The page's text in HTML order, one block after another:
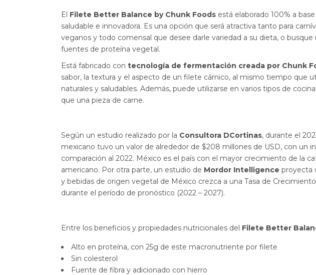
El Filete Better Balance by Chunk Foods está elaborado 100% a
saludable e innovadora. Es una opción que será atractiva tanto para
veganos y todo comensal que desee darle variedad a su dieta, o busque
fuentes de proteína vegetal.
Está fabricado con tecnología de fermentación creada por Chunk
sabor, la textura y el aspecto de un filete cárnico, al mismo tiempo que
naturales y saludables. Además, puede utilizarse en varios tipos de
que una pieza de carne.
Según un estudio realizado por la Consultora DCortinas, durante el
mexicano tuvo un valor de alrededor de $208 millones de USD, con un
comparación al 2022. México es el país con el mayor crecimiento de la
americano. Por otra parte, un estudio de Mordor Intelligence proyecta
y bebidas de origen vegetal de México crezca a una Tasa de
durante el período de pronóstico (2022 – 2027).
Entre los beneficios y propiedades nutricionales del Filete Better
Alto en proteína, con 25g de este macronutriente por filete
Sin colesterol
Fuente de fibra y adicionado con hierro